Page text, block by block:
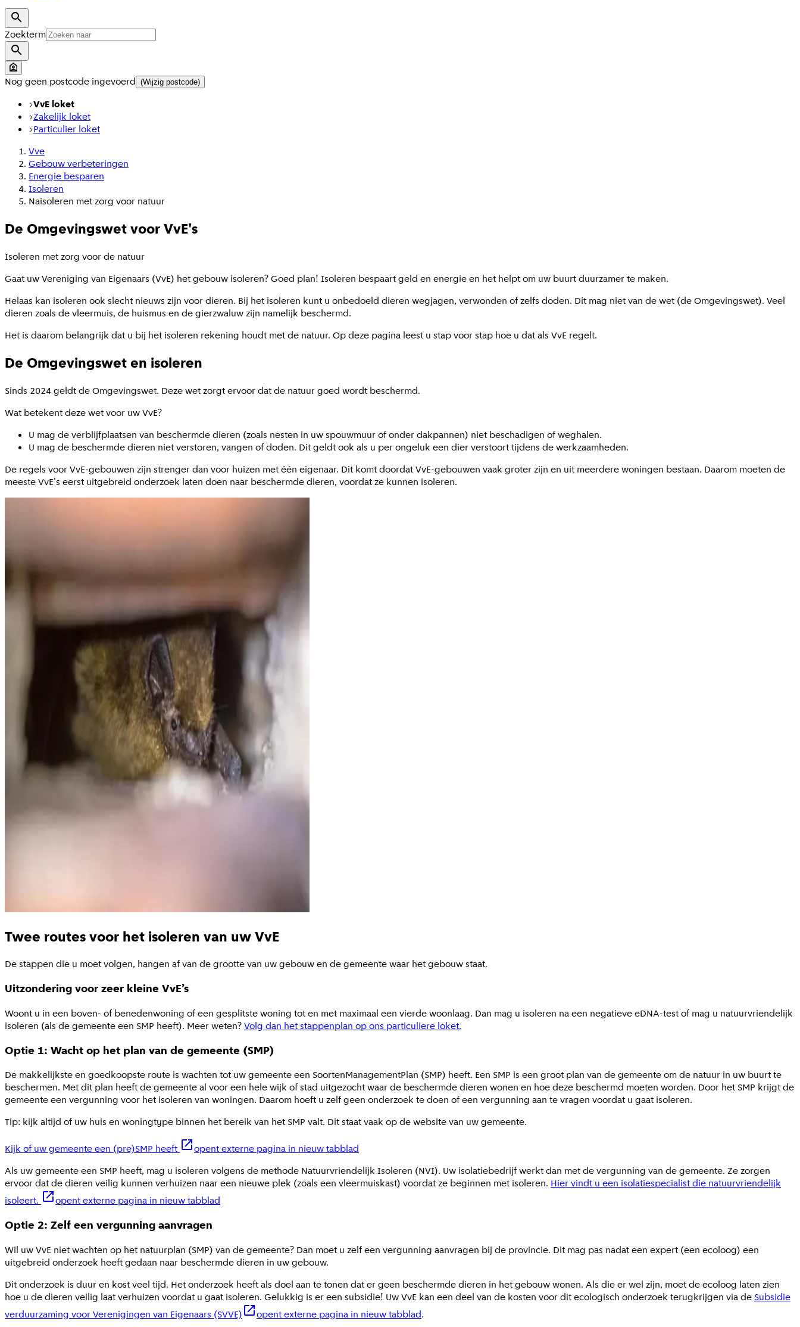
Zoekterm
Nog geen postcode ingevoerd (Wijzig postcode)
VvE loket
Zakelijk loket
Particulier loket
Vve
Gebouw verbeteringen
Energie besparen
Isoleren
Naisoleren met zorg voor natuur
De Omgevingswet voor VvE's
Isoleren met zorg voor de natuur
Gaat uw Vereniging van Eigenaars (VvE) het gebouw isoleren? Goed plan! Isoleren bespaart geld en energie en het helpt om uw buurt duurzamer te maken.
Helaas kan isoleren ook slecht nieuws zijn voor dieren. Bij het isoleren kunt u onbedoeld dieren wegjagen, verwonden of zelfs doden. Dit mag niet van de wet (de Omgevingswet). Veel
dieren zoals de vleermuis, de huismus en de gierzwaluw zijn namelijk beschermd.
Het is daarom belangrijk dat u bij het isoleren rekening houdt met de natuur. Op deze pagina leest u stap voor stap hoe u dat als VvE regelt.
De Omgevingswet en isoleren
Sinds 2024 geldt de Omgevingswet. Deze wet zorgt ervoor dat de natuur goed wordt beschermd.
Wat betekent deze wet voor uw VvE?
U mag de verblijfplaatsen van beschermde dieren (zoals nesten in uw spouwmuur of onder dakpannen) niet beschadigen of weghalen.
U mag de beschermde dieren niet verstoren, vangen of doden. Dit geldt ook als u per ongeluk een dier verstoort tijdens de werkzaamheden.
De regels voor VvE-gebouwen zijn strenger dan voor huizen met één eigenaar. Dit komt doordat VvE-gebouwen vaak groter zijn en uit meerdere woningen bestaan. Daarom moeten de
meeste VvE's eerst uitgebreid onderzoek laten doen naar beschermde dieren, voordat ze kunnen isoleren.
Twee routes voor het isoleren van uw VvE
De stappen die u moet volgen, hangen af van de grootte van uw gebouw en de gemeente waar het gebouw staat.
Uitzondering voor zeer kleine VvE’s
Woont u in een boven- of benedenwoning of een gesplitste woning tot en met maximaal een vierde woonlaag. Dan mag u isoleren na een negatieve eDNA-test of mag u natuurvriendelijk
isoleren (als de gemeente een SMP heeft). Meer weten?Volg dan het stappenplan op ons particuliere loket.
Optie 1: Wacht op het plan van de gemeente (SMP)
De makkelijkste en goedkoopste route is wachten tot uw gemeente een SoortenManagementPlan (SMP) heeft. Een SMP is een groot plan van de gemeente om de natuur in uw buurt te
beschermen. Met dit plan heeft de gemeente al voor een hele wijk of stad uitgezocht waar de beschermde dieren wonen en hoe deze beschermd moeten worden. Door het SMP krijgt de
gemeente een vergunning voor het isoleren van woningen. Daarom hoeft u zelf geen onderzoek te doen of een vergunning aan te vragen voordat u gaat isoleren.
Tip: kijk altijd of uw huis en woningtype binnen het bereik van het SMP valt. Dit staat vaak op de website van uw gemeente.
Kijk of uw gemeente een (pre)SMP heeft
opent externe pagina in nieuw tabblad
Als uw gemeente een SMP heeft, mag u isoleren volgens de methode Natuurvriendelijk Isoleren (NVI). Uw isolatiebedrijf werkt dan met de vergunning van de gemeente. Ze zorgen
ervoor dat de dieren veilig kunnen verhuizen naar een nieuwe plek (zoals een vleermuiskast) voordat ze beginnen met isoleren. Hier vindt u een isolatiespecialist die natuurvriendelijk
isoleert.
opent externe pagina in nieuw tabblad
Optie 2: Zelf een vergunning aanvragen
Wil uw VvE niet wachten op het natuurplan (SMP) van de gemeente? Dan moet u zelf een vergunning aanvragen bij de provincie. Dit mag pas nadat een expert (een ecoloog) een
uitgebreid onderzoek heeft gedaan naar beschermde dieren in uw gebouw.
Dit onderzoek is duur en kost veel tijd. Het onderzoek heeft als doel aan te tonen dat er geen beschermde dieren in het gebouw wonen. Als die er wel zijn, moet de ecoloog laten zien
hoe u de dieren veilig laat verhuizen voordat u gaat isoleren. Gelukkig is er een subsidie! Uw VvE kan een deel van de kosten voor dit ecologisch onderzoek terugkrijgen via de Subsidie
verduurzaming voor Verenigingen van Eigenaars (SVVE)
opent externe pagina in nieuw tabblad.